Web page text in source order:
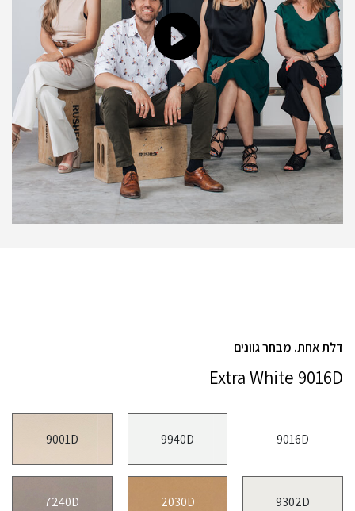
9016D
9940D
9001D
9302D
2030D
7240D
דלת אחת. מבחר גוונים
Extra White 9016D